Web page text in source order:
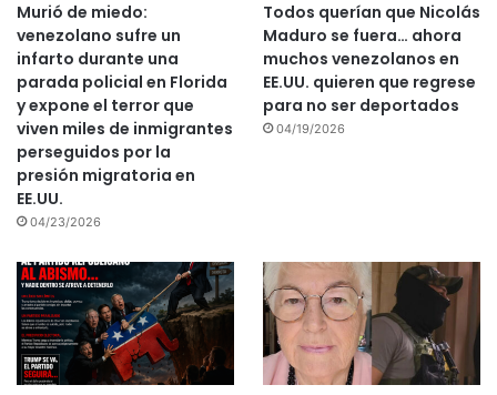
Murió de miedo:
venezolano sufre un
infarto durante una
parada policial en Florida
y expone el terror que
viven miles de inmigrantes
perseguidos por la
presión migratoria en
EE.UU.
04/23/2026
Todos querían que Nicolás
Maduro se fuera… ahora
muchos venezolanos en
EE.UU. quieren que regrese
para no ser deportados
04/19/2026